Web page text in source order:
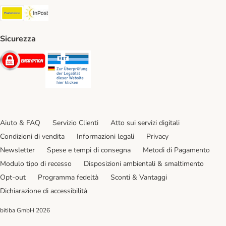
Poste Italiane. Shipping Method
Sicurezza
Security
Aiuto & FAQ Servizio Clienti
Atto sui servizi digitali
Condizioni di vendita
Informazioni legali
Privacy
Newsletter
Spese e tempi di consegna
Metodi di Pagamento
Modulo tipo di recesso
Disposizioni ambientali & smaltimento
Opt-out
Programma fedeltà
Sconti & Vantaggi
Dichiarazione di accessibilità
bitiba GmbH 2026